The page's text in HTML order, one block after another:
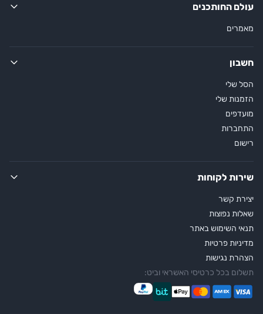
עולם החותכנים
מאמרים
חשבון
הסל שלי
הזמנות שלי
מועדפים
התחברות
רישום
שירות לקוחות
יצירת קשר
שאלות נפוצות
תנאי השימוש באתר
מדיניות פרטיות
הצהרת נגישות
תשלום בכל כרטיסי האשראי וביט: